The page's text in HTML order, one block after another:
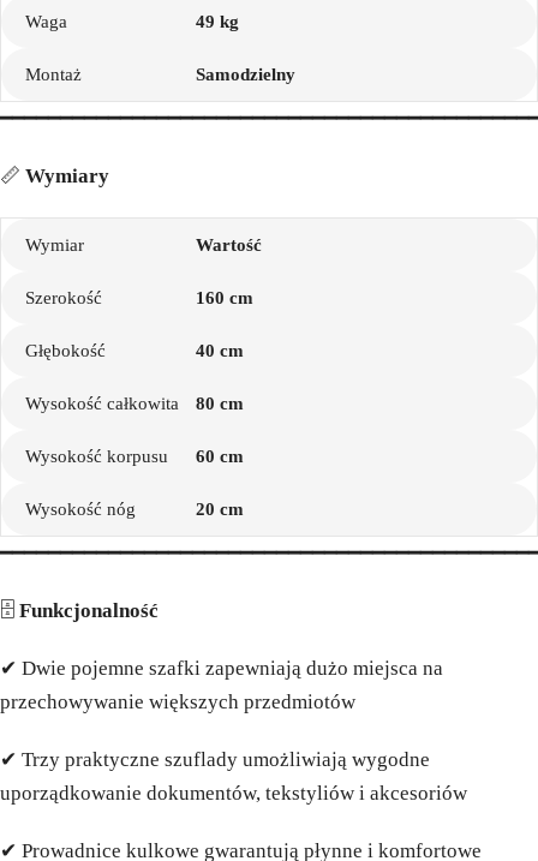
Waga 49 kg
Montaż Samodzielny
📏 Wymiary
Wymiar Wartość
Szerokość 160 cm
Głębokość 40 cm
Wysokość całkowita 80 cm
Wysokość korpusu 60 cm
Wysokość nóg 20 cm
🗄️ Funkcjonalność
✔ Dwie pojemne szafki zapewniają dużo miejsca na
przechowywanie większych przedmiotów
✔ Trzy praktyczne szuflady umożliwiają wygodne
uporządkowanie dokumentów, tekstyliów i akcesoriów
✔ Prowadnice kulkowe gwarantują płynne i komfortowe